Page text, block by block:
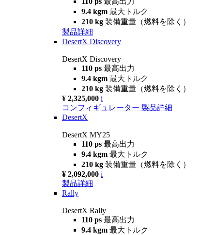
9.4 kgm 最大トルク
210 kg 装備重量（燃料を除く）
製品詳細
DesertX Discovery
DesertX Discovery
110 ps 最高出力
9.4 kgm 最大トルク
210 kg 装備重量（燃料を除く）
¥ 2,325,000 i
コンフィギュレーター 製品詳細
DesertX
DesertX MY25
110 ps 最高出力
9.4 kgm 最大トルク
210 kg 装備重量（燃料を除く）
¥ 2,092,000 i
製品詳細
Rally
DesertX Rally
110 ps 最高出力
9.4 kgm 最大トルク